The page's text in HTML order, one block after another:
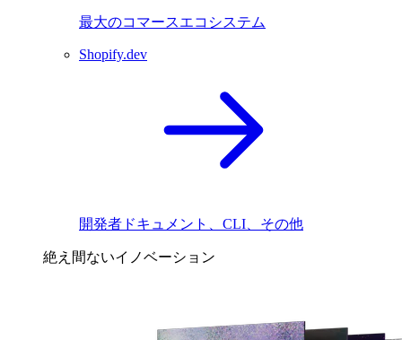
最大のコマースエコシステム
Shopify.dev
開発者ドキュメント、CLI、その他
絶え間ないイノベーション